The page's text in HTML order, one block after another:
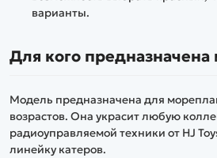
варианты.
Для кого предназначена
Модель предназначена для
возрастов. Она украсит любую
радиоуправляемой техники от HJ
линейку катеров.